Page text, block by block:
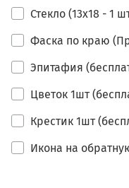
Стекло (13х18 - 1
Фаска по краю
Эпитафия
Цветок 1шт
Крестик 1шт
Икона на